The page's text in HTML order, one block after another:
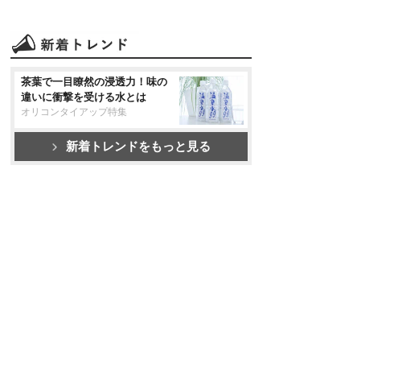
茶葉で一目瞭然の浸透力！味の
違いに衝撃を受ける水とは
オリコンタイアップ特集
新着トレンドをもっと見る